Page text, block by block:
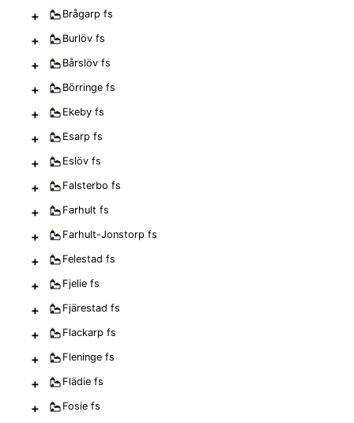
+ Brågarp fs
+ Burlöv fs
+ Bårslöv fs
+ Börringe fs
+ Ekeby fs
+ Esarp fs
+ Eslöv fs
+ Falsterbo fs
+ Farhult fs
+ Farhult-Jonstorp fs
+ Felestad fs
+ Fjelie fs
+ Fjärestad fs
+ Flackarp fs
+ Fleninge fs
+ Flädie fs
+ Fosie fs